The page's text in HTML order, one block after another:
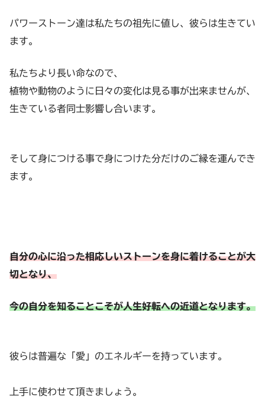
パワーストーン達は私たちの祖先に値し、彼らは生きてい
ます。
私たちより長い命なので、
植物や動物のように日々の変化は見る事が出来ませんが、
生きている者同士影響し合います。
そして身につける事で身につけた分だけのご縁を運んでき
ます。
自分の心に沿った相応しいストーンを身に着けることが大
切となり、
今の自分を知ることこそが人生好転への近道となります。
彼らは普遍な「愛」のエネルギーを持っています。
上手に使わせて頂きましょう。